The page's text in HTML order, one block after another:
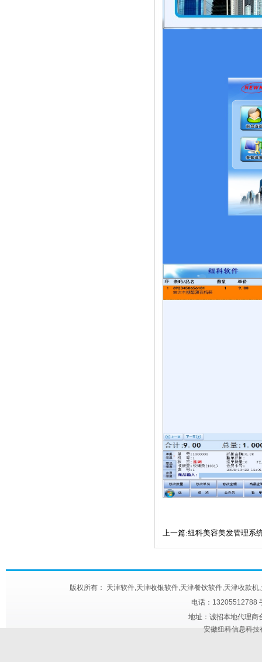
上一篇:纽科美容美发管理系
版权所有： 天津软件,天津收银软件,天津餐饮软件,天津收款
电话：13205512788
地址：诚招本地代理商
安徽纽科信息科